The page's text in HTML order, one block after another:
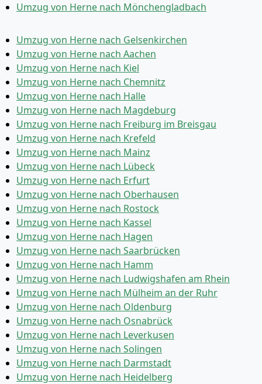
Umzug von Herne nach Mönchen­gladbach
Umzug von Herne nach Gelsenkirchen
Umzug von Herne nach Aachen
Umzug von Herne nach Kiel
Umzug von Herne nach Chemnitz
Umzug von Herne nach Halle
Umzug von Herne nach Magdeburg
Umzug von Herne nach Freiburg im Breisgau
Umzug von Herne nach Krefeld
Umzug von Herne nach Mainz
Umzug von Herne nach Lübeck
Umzug von Herne nach Erfurt
Umzug von Herne nach Oberhausen
Umzug von Herne nach Rostock
Umzug von Herne nach Kassel
Umzug von Herne nach Hagen
Umzug von Herne nach Saarbrücken
Umzug von Herne nach Hamm
Umzug von Herne nach Ludwigshafen am Rhein
Umzug von Herne nach Mülheim an der Ruhr
Umzug von Herne nach Oldenburg
Umzug von Herne nach Osnabrück
Umzug von Herne nach Leverkusen
Umzug von Herne nach Solingen
Umzug von Herne nach Darmstadt
Umzug von Herne nach Heidelberg